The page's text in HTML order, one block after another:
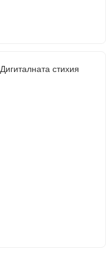
Дигиталната стихия